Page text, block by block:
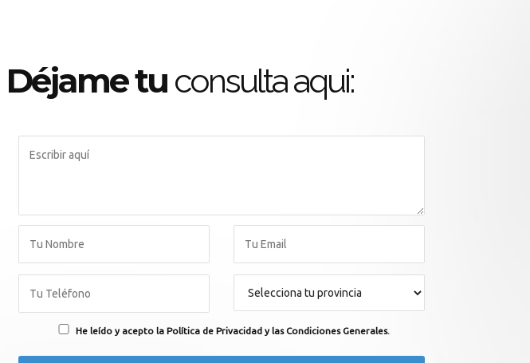
Déjame tu consulta aqui:
He leído y acepto la Política de Privacidad y las Condiciones Generales.